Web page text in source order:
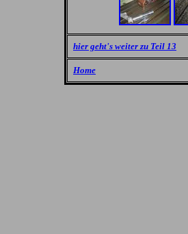
hier geht's weiter zu Teil 13
Home